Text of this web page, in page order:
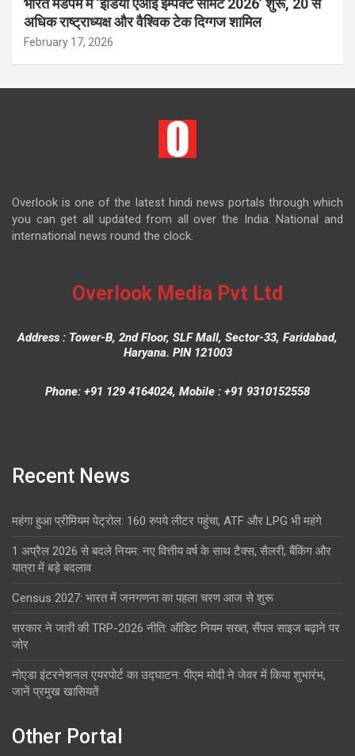
भारत मंडपम में ‘इंडिया एआई इम्पैक्ट समिट 2026’ शुरू, 20 से
अधिक राष्ट्राध्यक्ष और वैश्विक टेक दिग्गज शामिल
February 17, 2026
Overlook is one of the latest hindi news portals through which
you can get all updated from all over the India. National and
international news round the clock.
Overlook Media Pvt Ltd
Address : Tower-B, 2nd Floor, SLF Mall, Sector-33, Faridabad,
Haryana. PIN 121003
Phone: +91 129 4164024, Mobile : +91 9310152558
Recent News
महंगा हुआ प्रीमियम पेट्रोल: 160 रुपये लीटर पहुंचा, ATF और LPG भी महंगे
1 अप्रैल 2026 से बदले नियम: नए वित्तीय वर्ष के साथ टैक्स, सैलरी, बैंकिंग और
यात्रा में बड़े बदलाव
Census 2027: भारत में जनगणना का पहला चरण आज से शुरू
सरकार ने जारी की TRP-2026 नीति: ऑडिट नियम सख्त, सैंपल साइज बढ़ाने पर
जोर
नोएडा इंटरनेशनल एयरपोर्ट का उद्घाटन: पीएम मोदी ने जेवर में किया शुभारंभ,
जानें प्रमुख खासियतें
Other Portal